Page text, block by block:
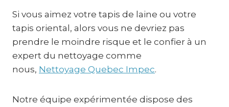
Si vous aimez votre tapis de laine ou votre
tapis oriental, alors vous ne devriez pas
prendre le moindre risque et le confier à un
expert du nettoyage comme
nous, Nettoyage Quebec Impec.
Notre équipe expérimentée dispose des